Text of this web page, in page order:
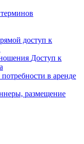
доступ к
Доступ к
в аренде
размещение